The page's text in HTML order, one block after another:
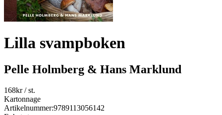
Lilla svampboken
Pelle Holmberg & Hans Marklund
168kr/ st.
Kartonnage
Artikelnummer:9789113056142